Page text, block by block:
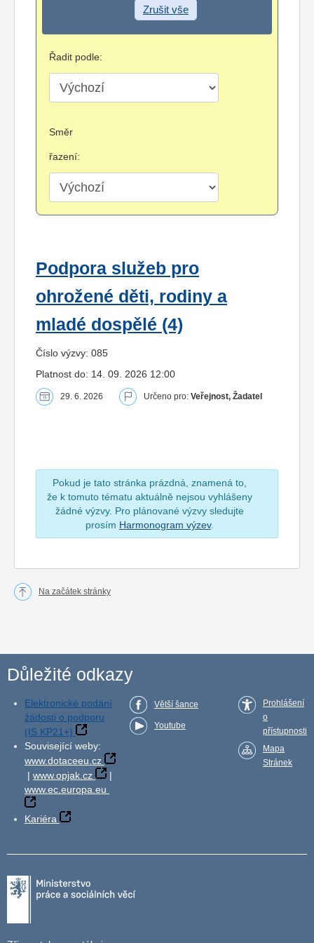
Zrušit vše
Řadit podle:
Směr
řazení:
Podpora služeb pro
ohrožené děti, rodiny a
mladé dospělé (4)
Číslo výzvy: 085
Platnost do: 14. 09. 2026 12:00
29. 6. 2026 Určeno pro: Veřejnost, Žadatel
Pokud je tato stránka prázdná, znamená to,
že k tomuto tématu aktuálně nejsou vyhlášeny
žádné výzvy. Pro plánované výzvy sledujte
prosím Harmonogram výzev.
Na začátek stránky
Důležité odkazy
Elektronické podání
žádosti o podporu
(IS KP21+)
Související weby:
www.dotaceeu.cz
| www.opjak.cz
|
www.ec.europa.eu
Kariéra
Větší šance
Youtube
Prohlášení
o
přístupnosti
Mapa
Stránek